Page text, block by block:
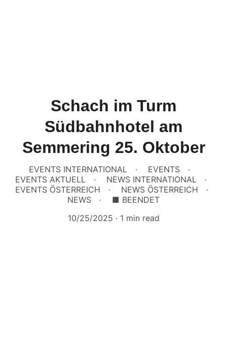
Schach im Turm
Südbahnhotel am
Semmering 25. Oktober
EVENTS INTERNATIONAL
EVENTS
EVENTS AKTUELL
NEWS INTERNATIONAL
EVENTS ÖSTERREICH
NEWS ÖSTERREICH
NEWS
■ BEENDET
10/25/2025
1 min read